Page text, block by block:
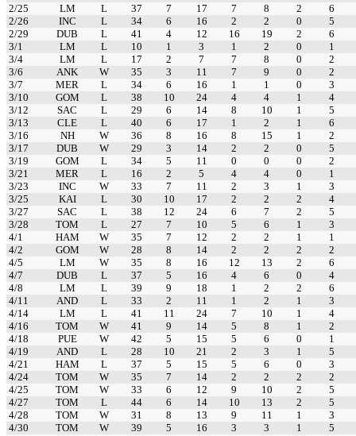
2/25
LM L 37 7 17 7 8 2
6
2/26
INC L 34 6 16 2 2 0
5
2/29
DUB L 41 4 12 16 19 2
6
3/1
LM L 10 1 3 1 2 0
1
3/4
LM L 17 2 7 7 8 0
2
3/6
ANK W 35 3 11 7 9 0
2
3/7
MER L 34 6 16 1 1 0
3
3/10
GOM L 38 10 24 4 4 1
4
3/12
SAC L 29 6 14 8 10 1
5
3/13
CLE L 40 6 17 1 2 1
6
3/16
NH W 36 8 16 8 15 1
2
3/17
DUB W 29 3 14 2 2 0
5
3/19
GOM L 34 5 11 0 0 0
2
3/21
MER L 16 2 5 4 4 0
1
3/23
INC W 33 7 11 2 3 1
3
3/25
KAI L 30 10 17 2 2 2
4
3/27
SAC L 38 12 24 6 7 2
5
3/28
TOM L 27 7 10 5 6 1
3
4/1
HAM W 35 7 12 2 2 1
1
4/2
GOM W 28 8 14 2 2 2
2
4/5
LM W 35 8 16 12 13 2
6
4/7
DUB L 37 5 16 4 6 0
4
4/8
LM L 39 9 18 1 2 2
6
4/11
AND L 33 2 11 1 2 1
3
4/14
LM L 41 11 24 7 10 1
4
4/16
TOM W 41 9 14 5 8 1
2
4/18
PUE W 42 5 15 5 6 0
1
4/19
AND L 28 10 21 2 3 1
5
4/21
HAM L 37 5 15 5 6 0
3
4/24
TOM W 35 7 14 2 2 2
2
4/25
TOM W 33 6 12 9 10 2
5
4/27
TOM L 44 6 14 10 13 2
5
4/28
TOM W 31 8 13 9 11 1
3
4/30
TOM W 39 5 16 3 3 1
5